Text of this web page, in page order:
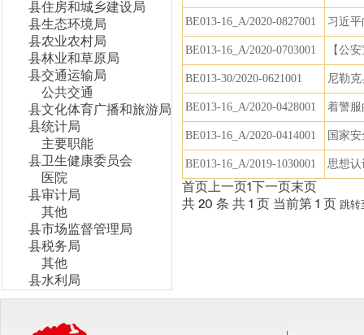
县住房和城乡建设局
县生态环境局
县农业农村局
县林业和草原局
县交通运输局
公共交通
县文化体育广播和旅游局
县统计局
主要职能
县卫生健康委员会
医院
县审计局
其他
县市场监督管理局
县税务局
其他
县水利局
BE013-16_A/2020-0827001 习近
BE013-16_A/2020-0703001 【公
BE013-30/2020-0621001 尼勒
BE013-16_A/2020-0428001 着警
BE013-16_A/2020-0414001 国家
BE013-16_A/2019-1030001 思想
首页 上一页1 下一页 末页
共 20 条 共 1 页 当前第 1 页 跳转